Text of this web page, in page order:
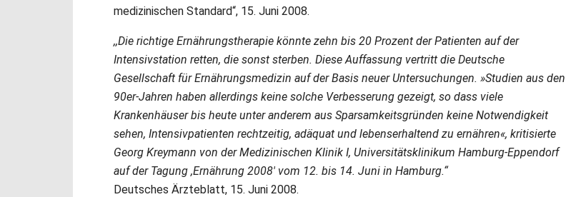
medizinischen Standard“, 15. Juni 2008.
,,Die richtige Ernährungstherapie könnte zehn bis 20 Prozent der Patienten auf der
Intensivstation retten, die sonst sterben. Diese Auffassung vertritt die Deutsche
Gesellschaft für Ernährungsmedizin auf der Basis neuer Untersuchungen. »Studien aus den
90er-Jahren haben allerdings keine solche Verbesserung gezeigt, so dass viele
Krankenhäuser bis heute unter anderem aus Sparsamkeitsgründen keine Notwendigkeit
sehen, Intensivpatienten rechtzeitig, adäquat und lebenserhaltend zu ernähren«, kritisierte
Georg Kreymann von der Medizinischen Klinik I, Universitätsklinikum Hamburg-Eppendorf
auf der Tagung ,Ernährung 2008' vom 12. bis 14. Juni in Hamburg.“
Deutsches Ärzteblatt, 15. Juni 2008.